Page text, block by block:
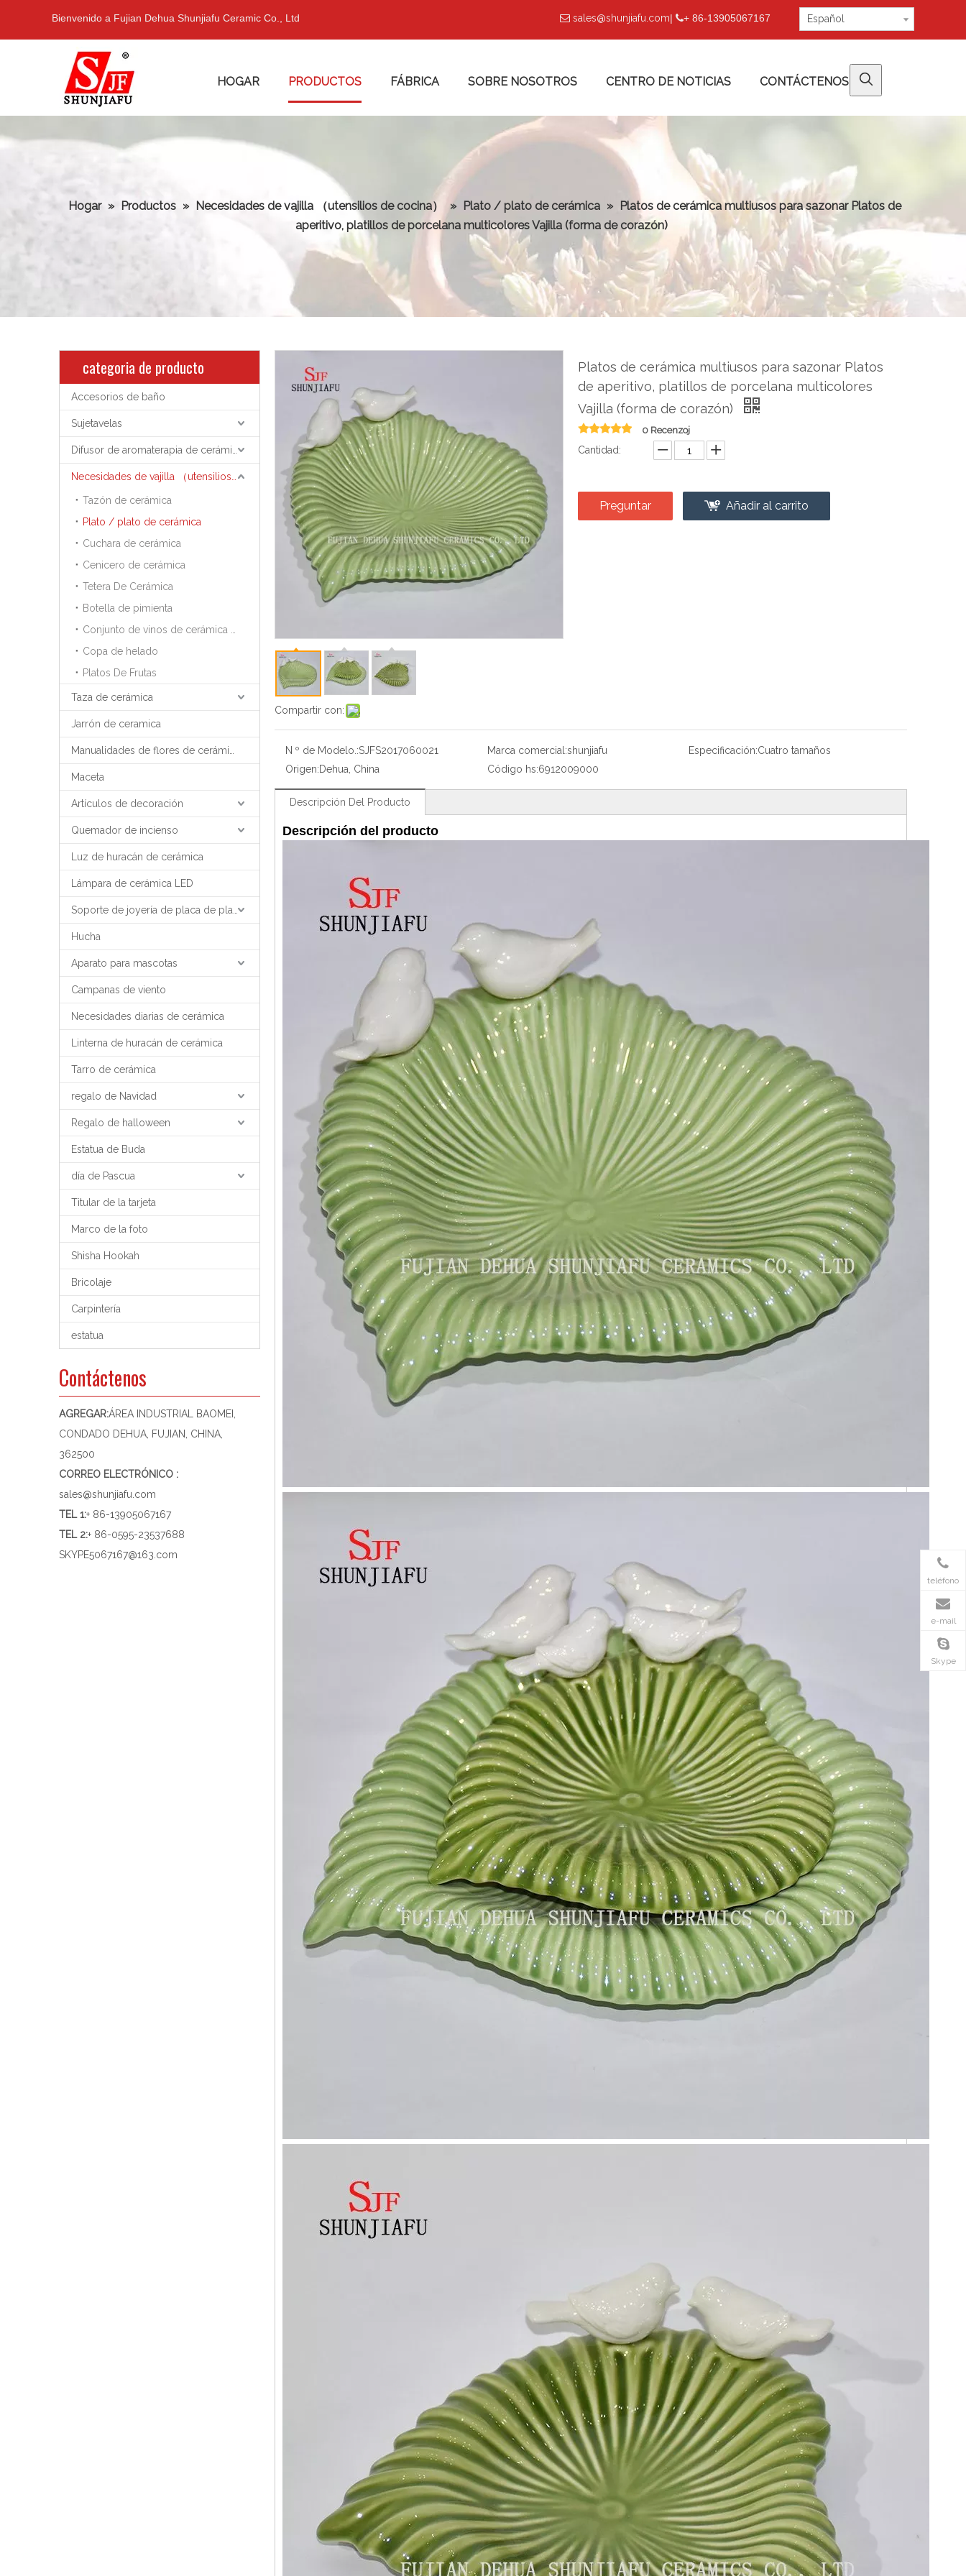
Bienvenido a Fujian Dehua Shunjiafu Ceramic Co., Ltd  sales@shunjiafu.com| + 86-13905067167 Español
HOGAR PRODUCTOS FÁBRICA SOBRE NOSOTROS CENTRO DE NOTICIAS CONTÁCTENOS
Hogar » Productos » Necesidades de vajilla （utensilios de cocina） » Plato / plato de cerámica » Platos de cerámica multiusos para sazonar Platos de
aperitivo, platillos de porcelana multicolores Vajilla (forma de corazón)
categoria de producto
Accesorios de baño
Sujetavelas
Tazón de cerámica
Plato / plato de cerámica
Cuchara de cerámica
Cenicero de cerámica
Tetera De Cerámica
Botella de pimienta
Copa de helado
Platos De Frutas
Taza de cerámica
Jarrón de ceramica
Maceta
Artículos de decoración
Quemador de incienso
Luz de huracán de cerámica
Lámpara de cerámica LED
Hucha
Aparato para mascotas
Campanas de viento
Necesidades diarias de cerámica
Linterna de huracán de cerámica
Tarro de cerámica
regalo de Navidad
Regalo de halloween
Estatua de Buda
día de Pascua
Titular de la tarjeta
Marco de la foto
Shisha Hookah
Bricolaje
Carpintería
estatua
Contáctenos
AGREGAR:ÁREA INDUSTRIAL BAOMEI,
CONDADO DEHUA, FUJIAN, CHINA,
362500
CORREO ELECTRÓNICO :
sales@shunjiafu.com
TEL 1:+ 86-13905067167
TEL 2:+ 86-0595-23537688
SKYPE5067167@163.com
Compartir con:
Platos de cerámica multiusos para sazonar Platos
de aperitivo, platillos de porcelana multicolores
Vajilla (forma de corazón)
0 Recenzoj
Cantidad:
Preguntar Añadir al carrito
N º de Modelo.:SJFS2017060021 Marca comercial:shunjiafu Especificación:Cuatro tamaños
Origen:Dehua, China Código hs:6912009000
Descripción Del Producto
Descripción del producto
teléfono
e-mail
Skype